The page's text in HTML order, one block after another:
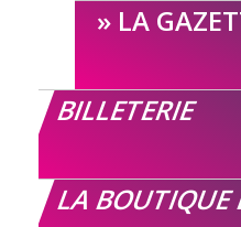
LA
BILLETERIE
LA BOUTIQUE